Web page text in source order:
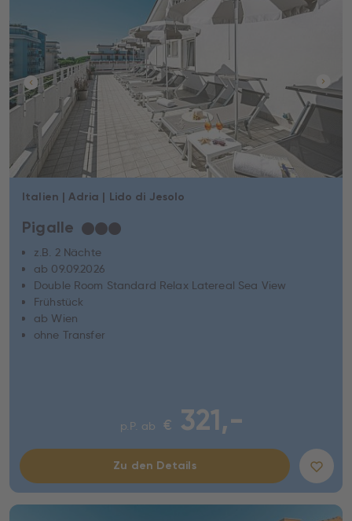
Italien | Adria | Lido di Jesolo
Pigalle ★★★
z.B. 2 Nächte
ab 09.09.2026
Double Room Standard Relax Latereal Sea View
Frühstück
ab Wien
ohne Transfer
p.P. ab € 321,-
Zu den Details